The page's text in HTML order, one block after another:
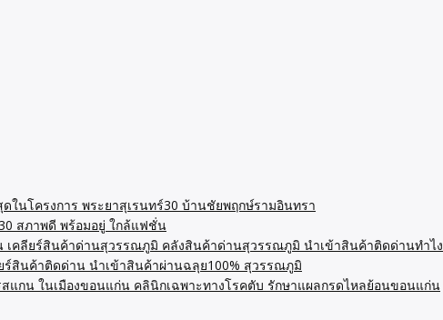
ในโครงการ พระยาสุเรนทร์30 บ้านชัยพฤกษ์รามอินทรา
สภาพดี พร้อมอยู่ ใกล้แฟชั่น
เคลียร์สินค้าด่านสุวรรณภูมิ คลังสินค้าด่านสุวรรณภูมิ นำเข้าสินค้าติดด่านทำไง
สินค้าติดด่าน นำเข้าสินค้าผ่านฉลุย100% สุวรรณภูมิ
แกน ในเมืองขอนแก่น คลินิกเฉพาะทางโรคตับ รักษาแผลกรดไหลย้อนขอนแก่น